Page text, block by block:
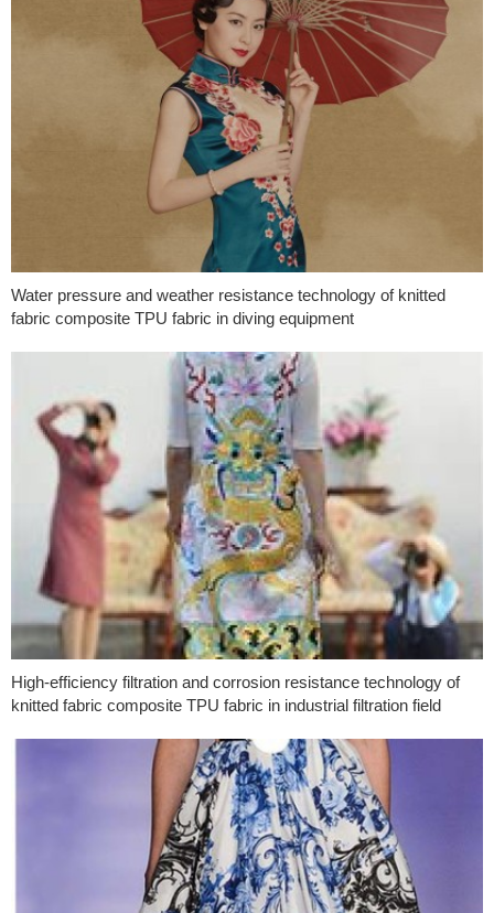
Water pressure and weather resistance technology of knitted
fabric composite TPU fabric in diving equipment
High-efficiency filtration and corrosion resistance technology of
knitted fabric composite TPU fabric in industrial filtration field